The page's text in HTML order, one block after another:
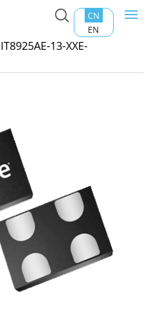
CN
EN
SiTime代理MEMS晶振
13-XXE-